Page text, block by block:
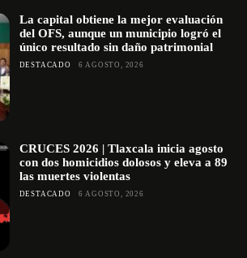
La capital obtiene la mejor evaluación
del OFS, aunque un municipio logró el
único resultado sin daño patrimonial
DESTACADO 6 AGOSTO, 2026
CRUCES 2026 | Tlaxcala inicia agosto
con dos homicidios dolosos y eleva a 89
las muertes violentas
DESTACADO 6 AGOSTO, 2026